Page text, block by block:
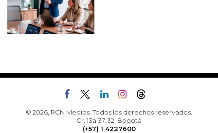
© 2026, RCN Medios. Todos los derechos reservados.
Cr. 13a 37-32, Bogotá
(+57) 1 4227600